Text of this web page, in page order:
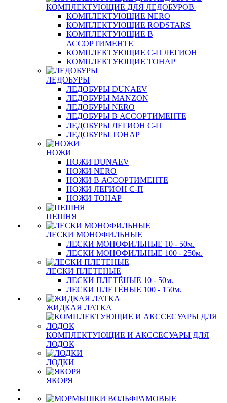
КОМПЛЕКТУЮЩИЕ ДЛЯ ЛЕДОБУРОВ
КОМПЛЕКТУЮЩИЕ NERO
КОМПЛЕКТУЮЩИЕ RODSTARS
КОМПЛЕКТУЮЩИЕ В
АССОРТИМЕНТЕ
КОМПЛЕКТУЮЩИЕ С-П ЛЕГИОН
КОМПЛЕКТУЮЩИЕ ТОНАР
ЛЕДОБУРЫ
ЛЕДОБУРЫ DUNAEV
ЛЕДОБУРЫ MANZON
ЛЕДОБУРЫ NERO
ЛЕДОБУРЫ В АССОРТИМЕНТЕ
ЛЕДОБУРЫ ЛЕГИОН С-П
ЛЕДОБУРЫ ТОНАР
НОЖИ
НОЖИ DUNAEV
НОЖИ NERO
НОЖИ В АССОРТИМЕНТЕ
НОЖИ ЛЕГИОН С-П
НОЖИ ТОНАР
ПЕШНЯ
ЛЕСКИ МОНОФИЛЬНЫЕ
ЛЕСКИ МОНОФИЛЬНЫЕ 10 - 50м.
ЛЕСКИ МОНОФИЛЬНЫЕ 100 - 250м.
ЛЕСКИ ПЛЕТЕНЫЕ
ЛЕСКИ ПЛЕТЁНЫЕ 10 - 50м.
ЛЕСКИ ПЛЕТЁНЫЕ 100 - 150м.
ЖИДКАЯ ЛАТКА
КОМПЛЕКТУЮЩИЕ И АКССЕСУАРЫ ДЛЯ
ЛОДОК
ЛОДКИ
ЯКОРЯ